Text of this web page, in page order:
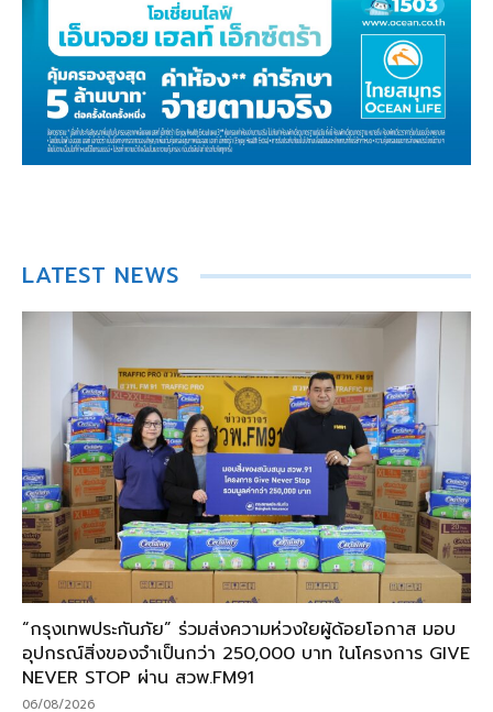
LATEST NEWS
“กรุงเทพประกันภัย” ร่วมส่งความห่วงใยผู้ด้อยโอกาส มอบ
อุปกรณ์สิ่งของจำเป็นกว่า 250,000 บาท ในโครงการ GIVE
NEVER STOP ผ่าน สวพ.FM91
06/08/2026